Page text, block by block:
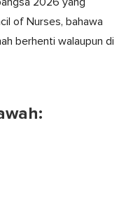
of Nurses, bahawa
berhenti walaupun di